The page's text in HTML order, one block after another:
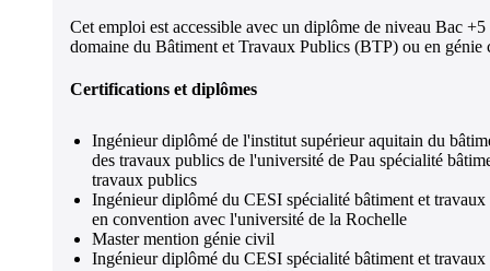
Cet emploi est accessible avec un diplôme de niveau Bac +5
domaine du Bâtiment et Travaux Publics (BTP) ou en génie
Certifications et diplômes
Ingénieur diplômé de l'institut supérieur aquitain du
des travaux publics de l'université de Pau spécialité
travaux publics
Ingénieur diplômé du CESI spécialité bâtiment et
en convention avec l'université de la Rochelle
Master mention génie civil
Ingénieur diplômé du CESI spécialité bâtiment et